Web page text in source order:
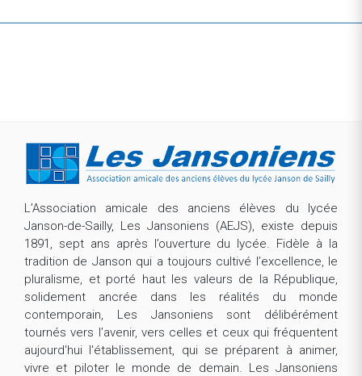
CDI - Paris (France)
L’Association amicale des anciens élèves du lycée
Janson-de-Sailly, Les Jansoniens (AEJS), existe depuis
1891, sept ans après l’ouverture du lycée. Fidèle à la
tradition de Janson qui a toujours cultivé l’excellence, le
pluralisme, et porté haut les valeurs de la République,
solidement ancrée dans les réalités du monde
contemporain, Les Jansoniens sont délibérément
tournés vers l’avenir, vers celles et ceux qui fréquentent
aujourd'hui l'établissement, qui se préparent à animer,
vivre et piloter le monde de demain. Les Jansoniens